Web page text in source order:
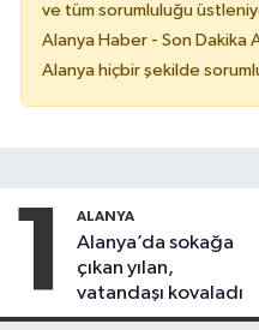
ve tüm sorumluluğu
Alanya Haber - Son Dakika
Alanya hiçbir şekilde
1 ALANYA
Alanya’da sokağa
çıkan yılan,
vatandaşı kovaladı